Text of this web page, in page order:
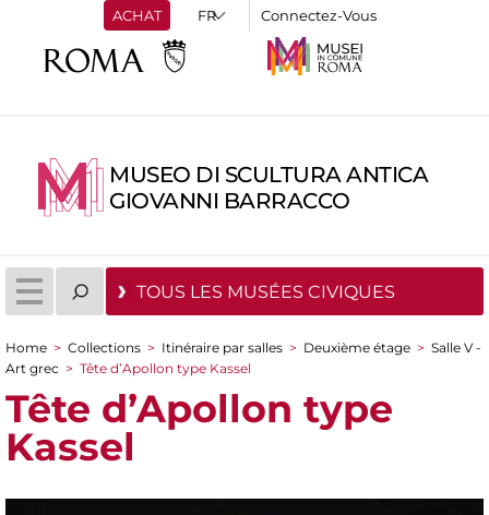
ACHAT Connectez-Vous
MUSEO DI SCULTURA ANTICA
GIOVANNI BARRACCO
TOUS LES MUSÉES CIVIQUES
You are here
Home > Collections > Itinéraire par salles > Deuxième étage > Salle V -
Art grec > Tête d’Apollon type Kassel
Tête d’Apollon type
Kassel